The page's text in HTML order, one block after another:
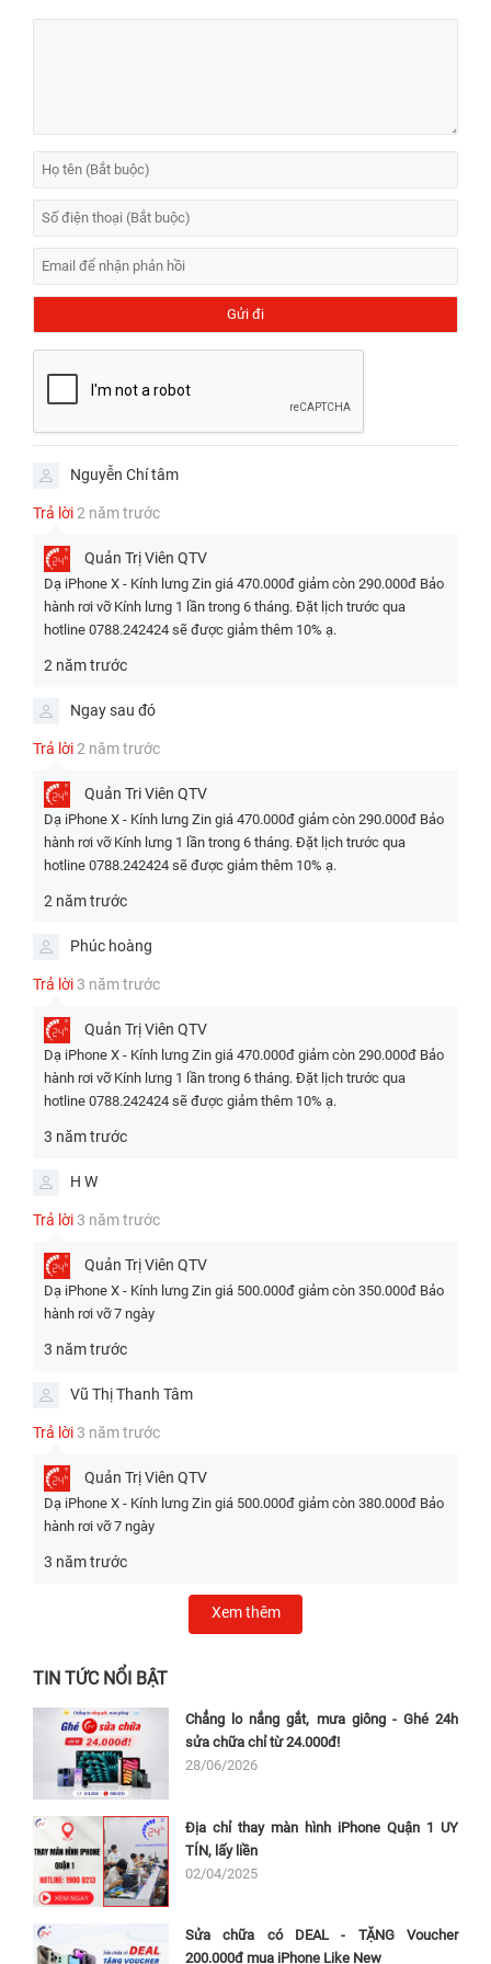
1. Giá cả và thời gian sửa chữa tại Bệnh Viện Điện Thoại,
Laptop 24h
Hiện tại, Bệnh Viện Điện Thoại, Laptop 24h
đang cung
cấp dịch vụthay kính lưng iPhone với mức giá cạnh
tranh và hợp lý. Để biết thêm chi tiết về chi phí và các
chương trình ưu đãi hiện hành, quý khách vui lòng liên
Thời gian thay kính lưng iPhone XS tạiBệnh Viện Điện
Thoại, Laptop 24h
vào tình trạng cụ thể của thiết bị và lượng khách hàng
tại trung tâm.
Rơi, va đập mạnh:
kính, rất dễ vỡ khi bị rơi từ trên cao hoặc va mạnh
vào bề mặt cứng, góc tường, sàn nhà,...
Cấn do vật cứng sắc nhọn:Khi để chung với chìa
khóa, dao cắt móng, hay các vật sắc nhọn trong túi
xách hoặc ví, kính lưng có thể bị trầy, rạn và vỡ.
chuyển động có thể khiến kính lưng bị nứt, đặc biệt
khác.
Không dùng ốp bảo vệ:
ốp lưng để giữ vẻ đẹp nguyên bản, nhưng điều này
làm mất đi lớp bảo vệ chống sốc và giúp kính lưng
dễ vỡ hơn.
Pin chai phồng (ít gặp hơn nhưng có thật):
phồng có thể đẩy sát mặt kính từ bên trong, làm
3. Dấu hiệu nhận biết lỗi cần thay kính lưng iPhone XS
Mặt kính bị vỡ, nứt hoặc rạn: Xuất hiện các vết
rạn, nứt hoặc vỡ trên kính lưng - đây là dấu
hiệu rõ ràng nhất. Những vết vỡ, dù nhỏ, cũng
có thể lan rộng và gây nguy hiểm khi chạm
vào.
Nguyễn Chí tâm
Trả lời2 năm trước
Quản Trị Viên QTV
Dạ iPhone X - Kính lưng Zin giá 470.000đ giảm còn 290.000đ Bảo
hành rơi vỡ Kính lưng 1 lần trong 6 tháng. Đặt lịch trước qua
hotline 0788.242424 sẽ được giảm thêm 10% ạ.
2 năm trước
Ngay sau đó
Trả lời2 năm trước
Quản Tri Viên QTV
Dạ iPhone X - Kính lưng Zin giá 470.000đ giảm còn 290.000đ Bảo
hành rơi vỡ Kính lưng 1 lần trong 6 tháng. Đặt lịch trước qua
hotline 0788.242424 sẽ được giảm thêm 10% ạ.
2 năm trước
Phúc hoàng
Trả lời 3 năm trước
Quản Trị Viên QTV
Dạ iPhone X - Kính lưng Zin giá 470.000đ giảm còn 290.000đ Bảo
hành rơi vỡ Kính lưng 1 lần trong 6 tháng. Đặt lịch trước qua
hotline 0788.242424 sẽ được giảm thêm 10% ạ.
3 năm trước
H W
Trả lời 3 năm trước
Quản Trị Viên QTV
Dạ iPhone X - Kính lưng Zin giá 500.000đ giảm còn 350.000đ Bảo
hành rơi vỡ 7 ngày
3 năm trước
Vũ Thị Thanh Tâm
Trả lời 3 năm trước
Quản Trị Viên QTV
Dạ iPhone X - Kính lưng Zin giá 500.000đ giảm còn 380.000đ Bảo
hành rơi vỡ 7 ngày
3 năm trước
Xem thêm
TIN TỨC NỔI BẬT
Chẳng lo nắng gắt, mưa giông - Ghé 24h
sửa chữa chỉ từ 24.000đ!
28/06/2026
Địa chỉ thay màn hình iPhone Quận 1 UY
TÍN, lấy liền
02/04/2025
Sửa chữa có DEAL - TẶNG Voucher
200.000đ mua iPhone Like New